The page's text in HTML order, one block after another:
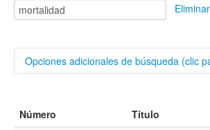
Eliminar
Opciones adicionales de búsqueda (clic
Autores/as
Número
Título